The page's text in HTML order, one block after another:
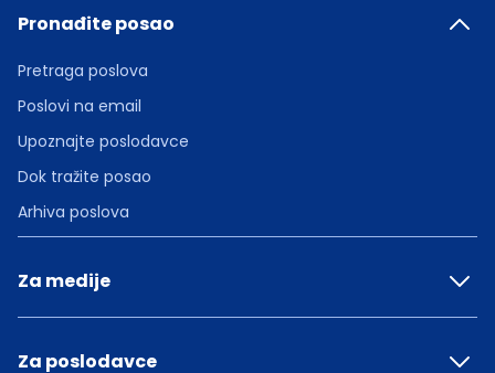
Pronađite posao
Pretraga poslova
Poslovi na email
Upoznajte poslodavce
Dok tražite posao
Arhiva poslova
Za medije
Za poslodavce